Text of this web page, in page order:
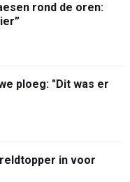
rond de oren:
ploeg: "Dit was er
in voor